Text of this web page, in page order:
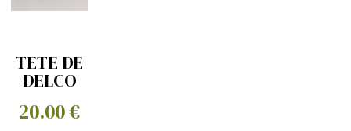
TETE DE
DELCO
DG
20.00 €